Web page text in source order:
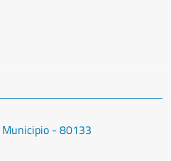
Municipio - 80133